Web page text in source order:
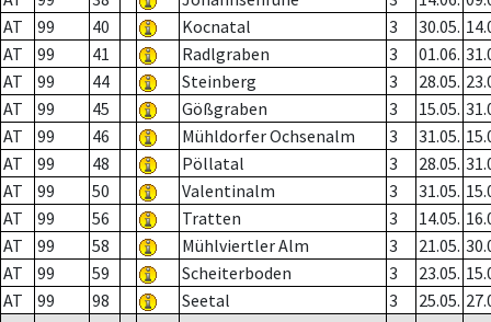
AT
99 40 Kocnatal 3 30.05.
AT
99 41 Radlgraben 3 01.06.
AT
99 44 Steinberg 3 28.05.
AT
99 45 Gößgraben 3 15.05.
AT
99 46 Mühldorfer Ochsenalm 3 31.05.
AT
99 48 Pöllatal 3 28.05.
AT
99 50 Valentinalm 3 31.05.
AT
99 56 Tratten 3 14.05.
AT
99 58 Mühlviertler Alm 3 21.05.
AT
99 59 Scheiterboden 3 23.05.
AT
99 98 Seetal 3 25.05.